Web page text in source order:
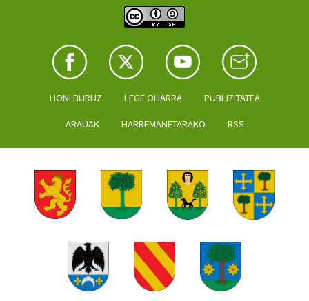
HONI BURUZ LEGE OHARRA PUBLIZITATEA
ARAUAK HARREMANETARAKO RSS